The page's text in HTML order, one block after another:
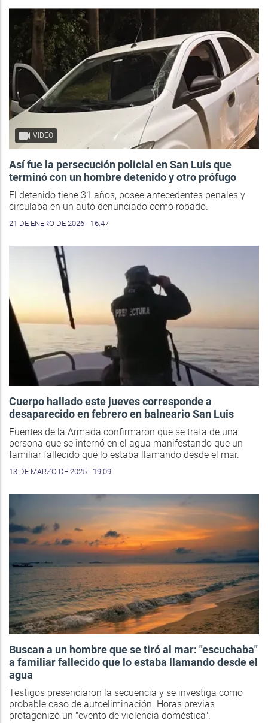
VIDEO
Así fue la persecución policial en San Luis que
terminó con un hombre detenido y otro prófugo
El detenido tiene 31 años, posee antecedentes penales y
circulaba en un auto denunciado como robado.
21 DE ENERO DE 2026 - 16:47
Cuerpo hallado este jueves corresponde a
desaparecido en febrero en balneario San Luis
Fuentes de la Armada confirmaron que se trata de una
persona que se internó en el agua manifestando que un
familiar fallecido que lo estaba llamando desde el mar.
13 DE MARZO DE 2025 - 19:09
Buscan a un hombre que se tiró al mar: "escuchaba"
a familiar fallecido que lo estaba llamando desde el
agua
Testigos presenciaron la secuencia y se investiga como
probable caso de autoeliminación. Horas previas
protagonizó un "evento de violencia doméstica".